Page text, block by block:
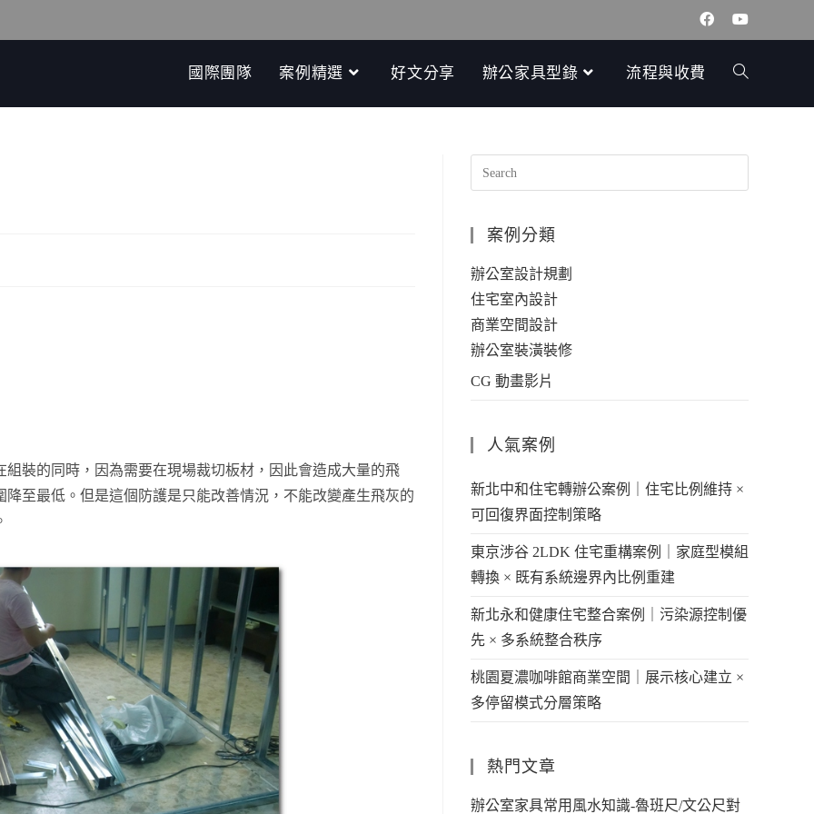
國際團隊 案例精選 好文分享 辦公家具型錄 流程與收費
組裝的同時，因為需要在現場裁切板材，因此會造成大量的飛
至最低。但是這個防護是只能改善情況，不能改變產生飛灰的
案例分類
辦公室設計規劃
住宅室內設計
商業空間設計
辦公室裝潢裝修
CG 動畫影片
人氣案例
新北中和住宅轉辦公案例｜住宅比例維持 ×
可回復界面控制策略
東京涉谷 2LDK 住宅重構案例｜家庭型模組
轉換 × 既有系統邊界內比例重建
新北永和健康住宅整合案例｜污染源控制優
先 × 多系統整合秩序
桃園夏濃咖啡館商業空間｜展示核心建立 ×
多停留模式分層策略
熱門文章
辦公室家具常用風水知識-魯班尺/文公尺對